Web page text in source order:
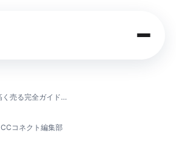
iPhoneを高く売る完全ガイド｜準備・状態ランク・売り先の使い分け
CCコネクト編集部